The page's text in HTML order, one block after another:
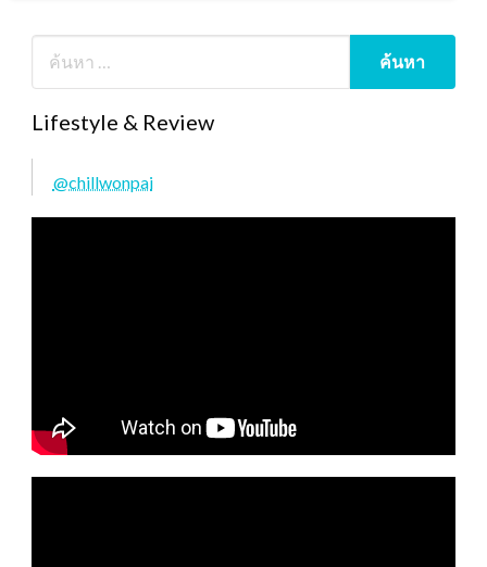
Lifestyle & Review
@chillwonpai